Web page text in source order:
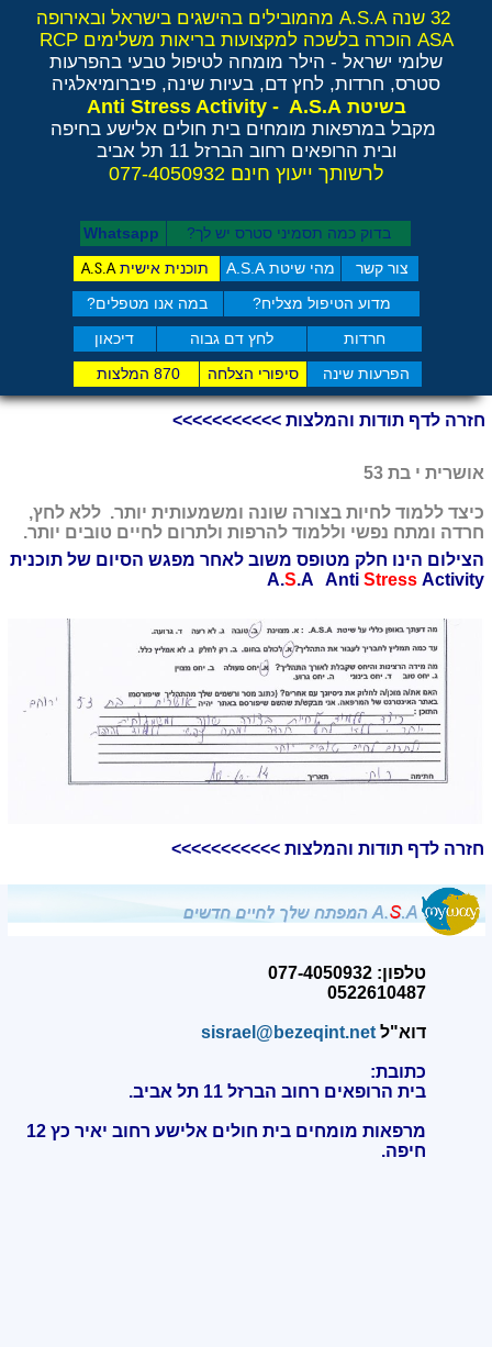
צור קשר מהי שיטת A.S.A תוכנית אישיתA.S.A
חרדות לחץ דם גבוה דיכאון
מדוע הטיפול מצליח? במה אנו מטפלים?
הפרעות שינה סיפורי הצלחה 870 המלצות
בדוק כמה תסמיני סט​רס יש לך? Whatsapp
32 שנה A.S.A מהמובילים בהישגים בישראל ובאירופה
ASA הוכרה בלשכה למקצועות בריאות משלימים RCP
שלומי ישראל - הילר מומחה לטיפול טבעי בהפרעות
סטרס, חרדות, לחץ דם, בעיות שינה, פיברומיאלגיה
בשיטת Anti Stress Activity - A.S.A
מקבל במרפאות מומחים בית חולים אלישע בחיפה
ובית הרופאים רחוב הברזל 11 תל אביב
לרשותך ייעוץ חינם 077-4050932
אושרית י בת 53
כיצד ללמוד לחיות בצורה שונה ומשמעותית יותר. ללא לחץ,
חרדה ומתח נפשי וללמוד להרפות ולתרום לחיים טובים יותר.
הצילום הינו חלק מטופס משוב לאחר מפגש הסיום של תוכנית
A.S.A AntiStress Activity
חזרה לדף תודות והמלצות >>>>>>>>>>>
חזרה לדף תודות והמלצות >>>>>>>>>>>
טלפון: 077-4050932
0522610487
דוא"לsisrael@bezeqint.net
כתובת:
בית הרופאים רחוב הברזל 11 תל אביב.
מרפאות מומחים בית חולים אלישע רחוב יאיר כץ 12
חיפה.